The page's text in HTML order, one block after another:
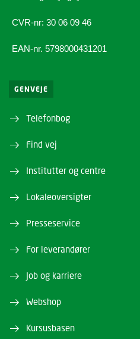
CVR-nr: 30 06 09 46
EAN-nr. 5798000431201
GENVEJE
Telefonbog
Find vej
Institutter og centre
Lokaleoversigter
Presseservice
For leverandører
Job og karriere
Webshop
Kursusbasen